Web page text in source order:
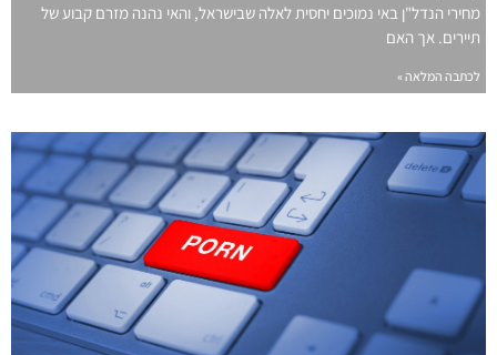
מחירי הנדל"ן באי נמוכים יחסית לאלה שבישראל, והאי נהנה מזרם קבוע של
תיירים. אך האם
לכתבה המלאה »